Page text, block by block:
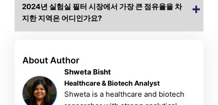
2024년 실험실 필터 시장에서 가장 큰 점유율을 차
지한 지역은 어디인가요?
About Author
Shweta Bisht
Healthcare & Biotech Analyst
Shweta is a healthcare and biotech